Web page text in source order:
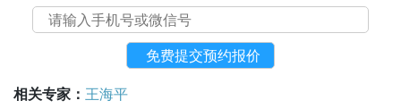
相关专家： 王海平